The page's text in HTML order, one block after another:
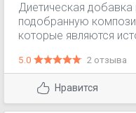
Диетическая добавка
подобранную
которые являются
дыхания при
дыхательных путей,
дыхательных путей,
слизистой оболочки
5.0 2 отзыва
Нравится